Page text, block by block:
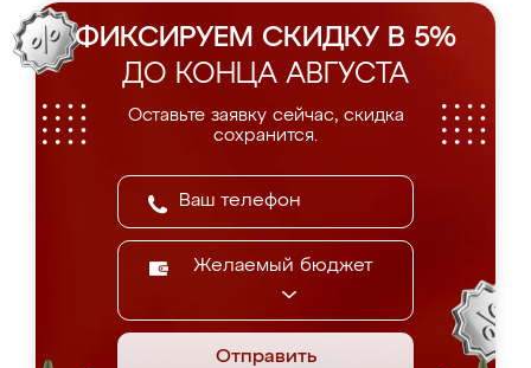
ФИКСИРУЕМ СКИДКУ В 5%
ДО КОНЦА АВГУСТА
Оставьте заявку сейчас, скидка
сохранится.
Желаемый бюджет
Отправить